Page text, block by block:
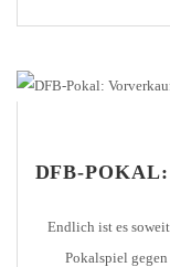
DFB-
Endlich ist es
Pokalspiel